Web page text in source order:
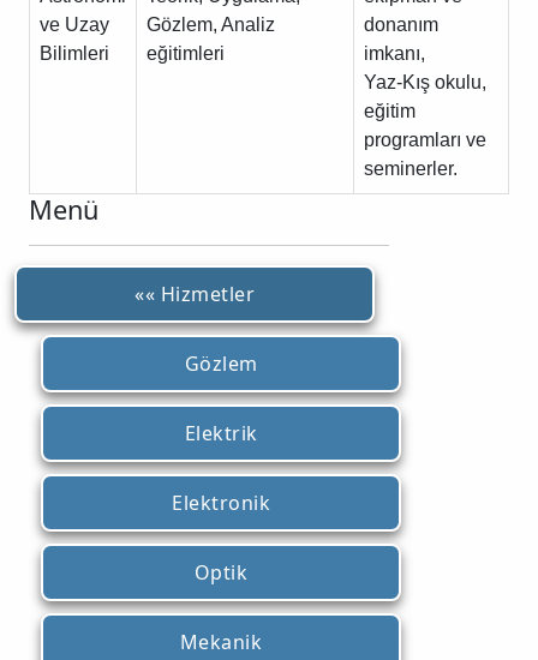
ve Uzay
Bilimleri
Gözlem, Analiz
eğitimleri
donanım
imkanı,
Yaz-Kış okulu,
eğitim
programları ve
seminerler.
Menü
«« Hizmetler
Gözlem
Elektrik
Elektronik
Optik
Mekanik